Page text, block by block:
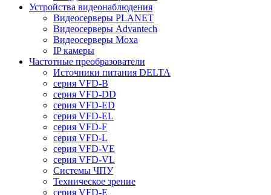
Устройства видеонаблюдения
Видеосерверы PLANET
Видеосерверы Advantech
Видеосерверы Moxa
IP камеры
Частотные преобразователи
Источники питания DELTA
серия VFD-B
серия VFD-DD
серия VFD-ED
серия VFD-EL
серия VFD-F
серия VFD-L
серия VFD-VE
серия VFD-VL
Системы ЧПУ
Техническое зрение
серия VFD-E